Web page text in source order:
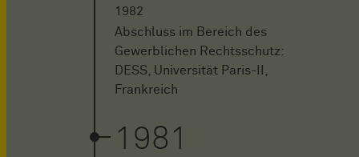
1982
Abschluss im Bereich des
Gewerblichen Rechtsschutz:
DESS, Universität Paris-II,
Frankreich
1981